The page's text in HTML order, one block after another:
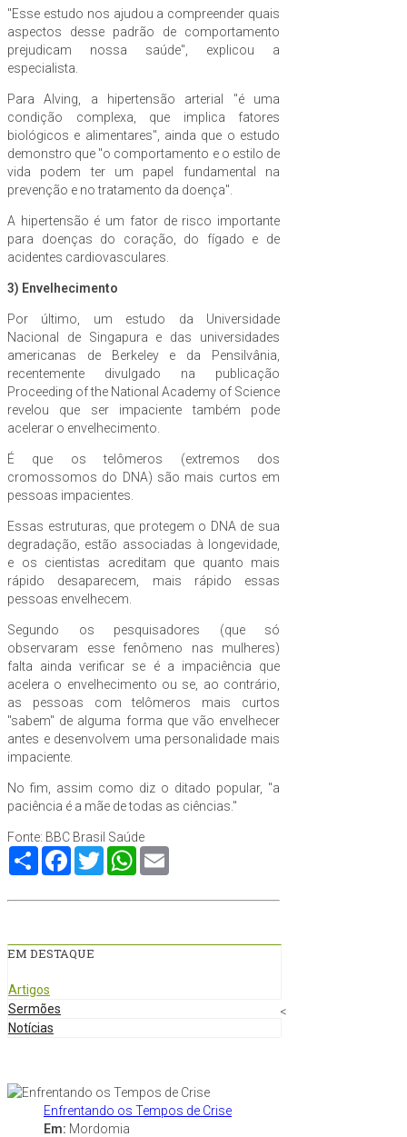
"Esse estudo nos ajudou a compreender quais
aspectos desse padrão de comportamento
prejudicam nossa saúde", explicou a
especialista.
Para Alving, a hipertensão arterial "é uma
condição complexa, que implica fatores
biológicos e alimentares", ainda que o estudo
demonstro que "o comportamento e o estilo de
vida podem ter um papel fundamental na
prevenção e no tratamento da doença".
A hipertensão é um fator de risco importante
para doenças do coração, do fígado e de
acidentes cardiovasculares.
3) Envelhecimento
Por último, um estudo da Universidade
Nacional de Singapura e das universidades
americanas de Berkeley e da Pensilvânia,
recentemente divulgado na publicação
Proceeding of the National Academy of Science
revelou que ser impaciente também pode
acelerar o envelhecimento.
É que os telômeros (extremos dos
cromossomos do DNA) são mais curtos em
pessoas impacientes.
Essas estruturas, que protegem o DNA de sua
degradação, estão associadas à longevidade,
e os cientistas acreditam que quanto mais
rápido desaparecem, mais rápido essas
pessoas envelhecem.
Segundo os pesquisadores (que só
observaram esse fenômeno nas mulheres)
falta ainda verificar se é a impaciência que
acelera o envelhecimento ou se, ao contrário,
as pessoas com telômeros mais curtos
"sabem" de alguma forma que vão envelhecer
antes e desenvolvem uma personalidade mais
impaciente.
No fim, assim como diz o ditado popular, "a
paciência é a mãe de todas as ciências."
Fonte: BBC Brasil Saúde
Compartilhe
Facebook
TwitterWhatsApp
EM DESTAQUE
Artigos
Sermões
Notícias
Enfrentando os Tempos de Crise
Em: Mordomia
<